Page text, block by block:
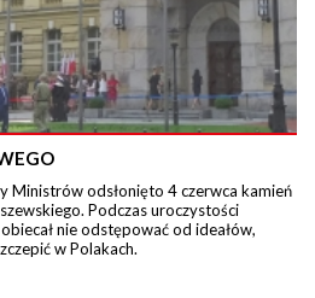
Ministrów odsłonięto 4 czerwca kamień
Podczas uroczystości
nie odstępować od ideałów,
w Polakach.